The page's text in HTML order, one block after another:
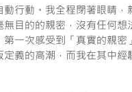
行動。我全程閉著眼睛，
目的的親密，沒有任何想
一次感受到「真實的親密
義的高潮，而我在其中經